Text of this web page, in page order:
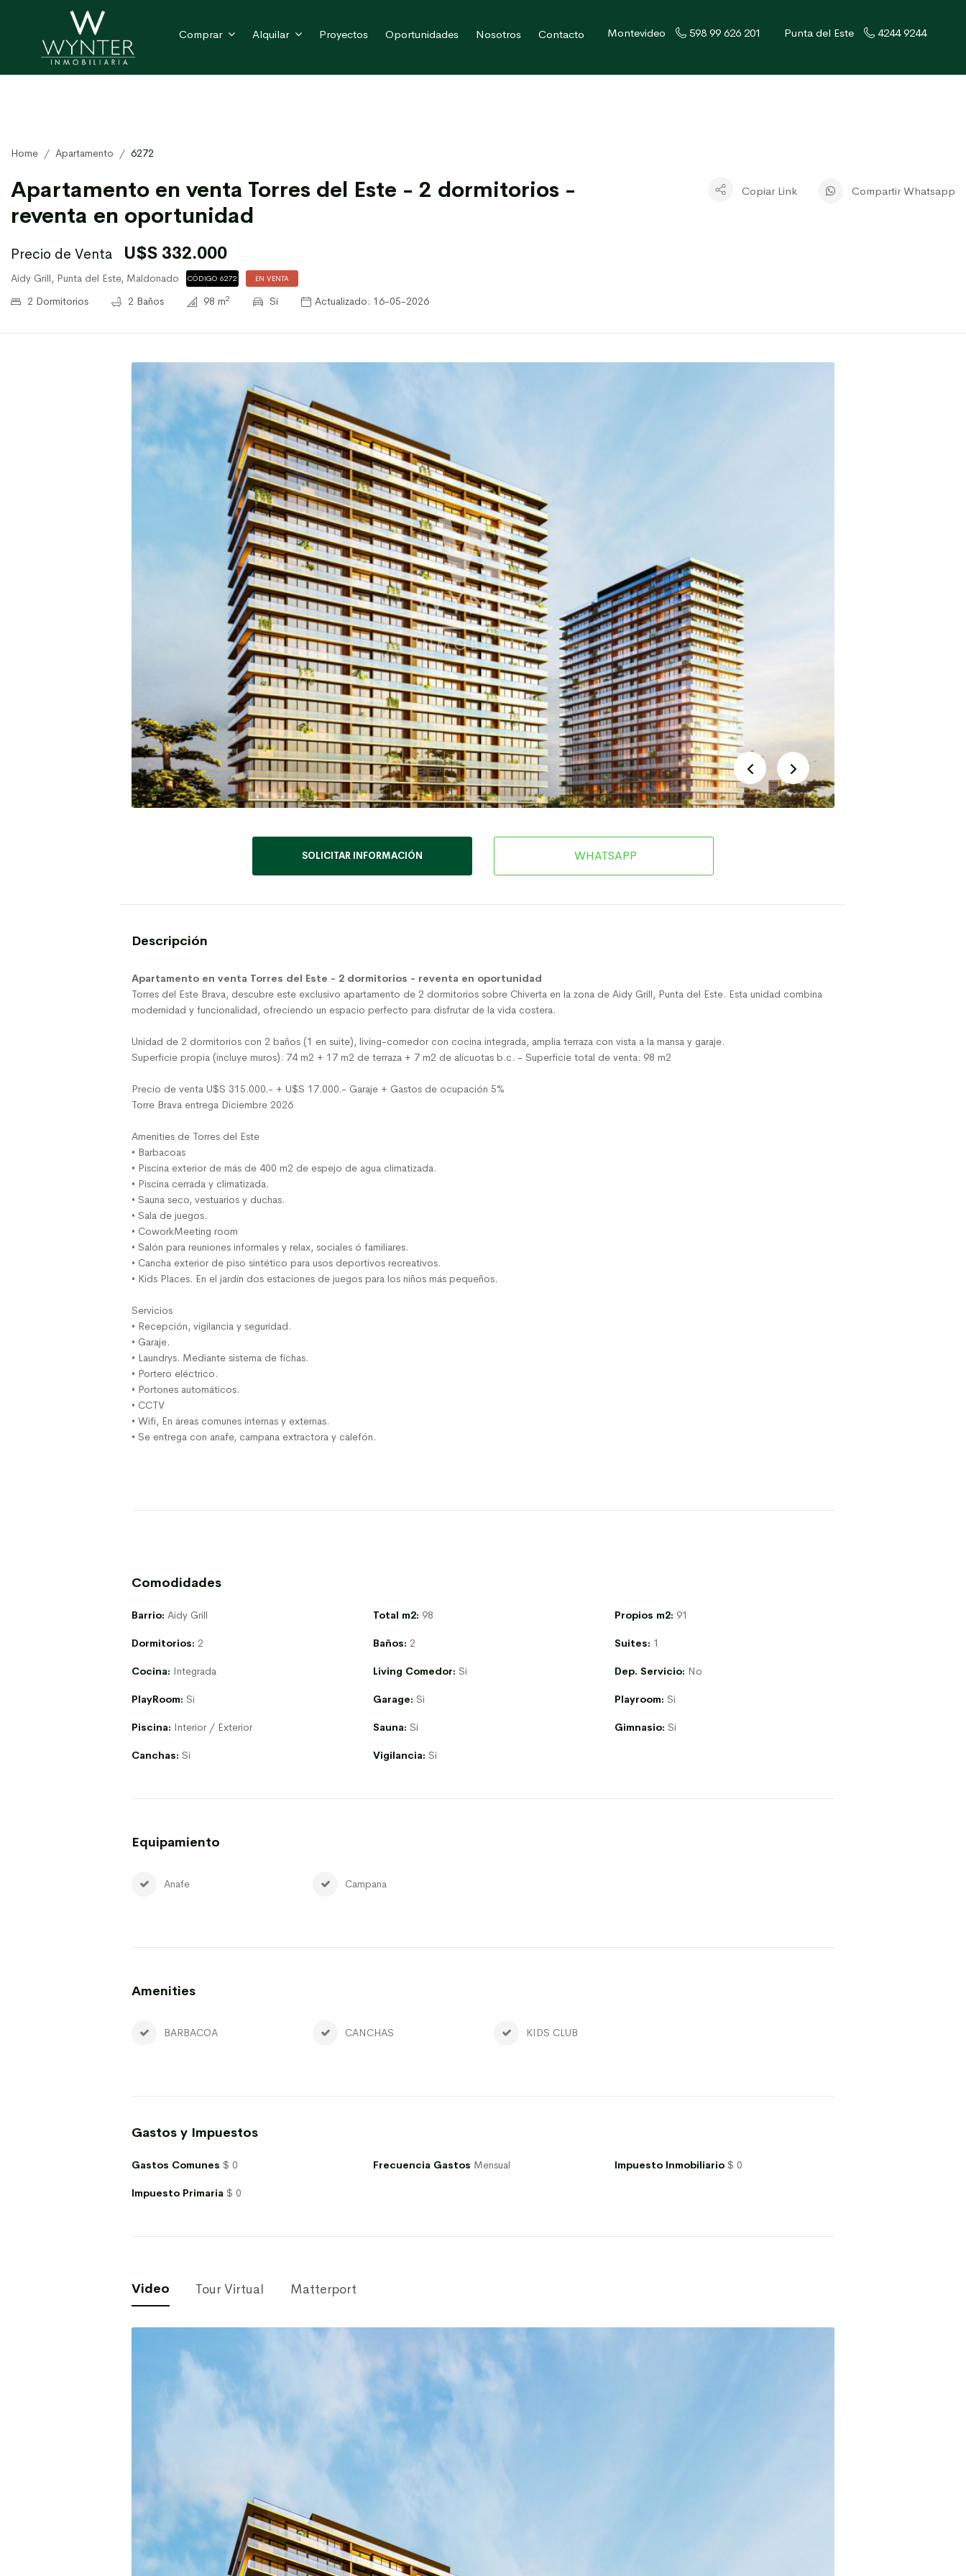
Comprar Alquilar Proyectos Oportunidades Nosotros Contacto Montevideo 598 99 626 201 Punta del Este 4244 9244
Home Apartamento 6272
Apartamento en venta Torres del Este - 2 dormitorios -
reventa en oportunidad
Precio de Venta U$S 332.000
Aidy Grill, Punta del Este, Maldonado CÓDIGO 6272 EN VENTA
2 Dormitorios 2 Baños 98 m2 Si Actualizado: 16-05-2026
Copiar Link Compartir Whatsapp
SOLICITAR INFORMACIÓN WHATSAPP
Descripción
Apartamento en venta Torres del Este - 2 dormitorios - reventa en oportunidad
Torres del Este Brava, descubre este exclusivo apartamento de 2 dormitorios sobre Chiverta en la zona de Aidy Grill, Punta del Este. Esta unidad combina
modernidad y funcionalidad, ofreciendo un espacio perfecto para disfrutar de la vida costera.
Unidad de 2 dormitorios con 2 baños (1 en suite), living-comedor con cocina integrada, amplia terraza con vista a la mansa y garaje.
Superficie propia (incluye muros): 74 m2 + 17 m2 de terraza + 7 m2 de alícuotas b.c. - Superficie total de venta: 98 m2
Precio de venta U$S 315.000.- + U$S 17.000.- Garaje + Gastos de ocupación 5%
Torre Brava entrega Diciembre 2026
Amenities de Torres del Este
• Barbacoas
• Piscina exterior de más de 400 m2 de espejo de agua climatizada.
• Piscina cerrada y climatizada.
• Sauna seco, vestuarios y duchas.
• Sala de juegos.
• CoworkMeeting room
• Salón para reuniones informales y relax, sociales ó familiares.
• Cancha exterior de piso sintético para usos deportivos recreativos.
• Kids Places. En el jardín dos estaciones de juegos para los niños más pequeños.
Servicios
• Recepción, vigilancia y seguridad.
• Garaje.
• Laundrys. Mediante sistema de fichas.
• Portero eléctrico.
• Portones automáticos.
• CCTV
• Wifi, En áreas comunes internas y externas.
• Se entrega con anafe, campana extractora y calefón.
Comodidades
Barrio: Aidy Grill Total m2: 98 Propios m2: 91
Dormitorios: 2 Baños: 2 Suites: 1
Cocina: Integrada Living Comedor: Si Dep. Servicio: No
PlayRoom: Si Garage: Si Playroom: Si
Piscina: Interior / Exterior Sauna: Si Gimnasio: Si
Canchas: Si Vigilancia: Si
Equipamiento
Anafe Campana
Amenities
BARBACOA CANCHAS KIDS CLUB
Gastos y Impuestos
Gastos Comunes $ 0 Frecuencia Gastos Mensual Impuesto Inmobiliario $ 0
Impuesto Primaria $ 0
Video Tour Virtual Matterport